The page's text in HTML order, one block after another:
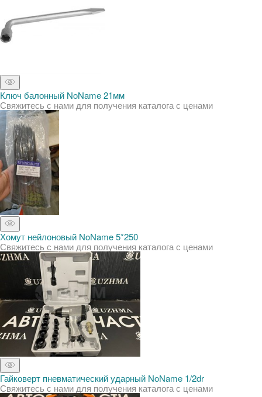
Ключ балонный NoName 21мм
Свяжитесь с нами для получения каталога с ценами
Хомут нейлоновый NoName 5*250
Свяжитесь с нами для получения каталога с ценами
Гайковерт пневматический ударный NoName 1/2dr
Свяжитесь с нами для получения каталога с ценами